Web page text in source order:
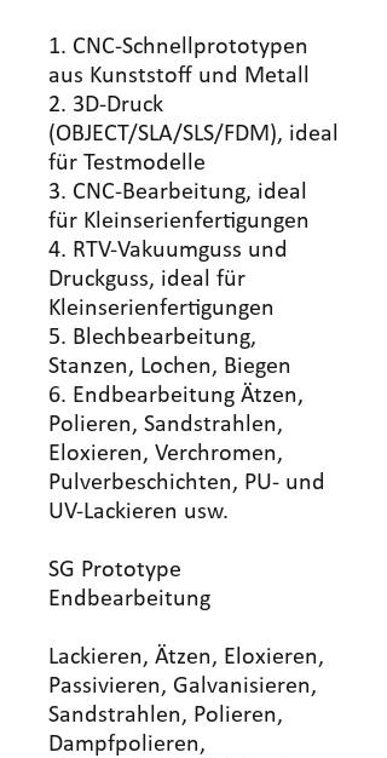
1. CNC-Schnellprototypen
aus Kunststoff und Metall
2. 3D-Druck
(OBJECT/SLA/SLS/FDM), ideal
für Testmodelle
3. CNC-Bearbeitung, ideal
für Kleinserienfertigungen
4. RTV-Vakuumguss und
Druckguss, ideal für
Kleinserienfertigungen
5. Blechbearbeitung,
Stanzen, Lochen, Biegen
6. Endbearbeitung Ätzen,
Polieren, Sandstrahlen,
Eloxieren, Verchromen,
Pulverbeschichten, PU- und
UV-Lackieren usw.
SG Prototype
Endbearbeitung
Lackieren, Ätzen, Eloxieren,
Passivieren, Galvanisieren,
Sandstrahlen, Polieren,
Dampfpolieren,